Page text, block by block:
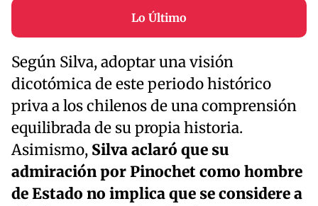
Lo Último
Según Silva, adoptar una visión
dicotómica de este periodo histórico
priva a los chilenos de una comprensión
equilibrada de su propia historia.
Asimismo, Silva aclaró que su
admiración por Pinochet como hombre
de Estado no implica que se considere a